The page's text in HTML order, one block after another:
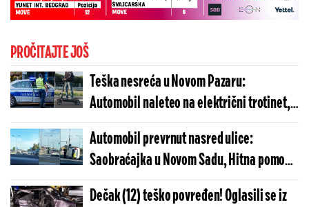
PROČITAJTE JOŠ
Teška nesreća u Novom Pazaru:
Automobil naleteo na električni trotinet,
Hitna dojurila na lice mesta
Automobil prevrnut nasred ulice:
Saobraćajka u Novom Sadu, Hitna pomoć
na licu mesta (VIDEO)
Dečak (12) teško povređen! Oglasili se iz